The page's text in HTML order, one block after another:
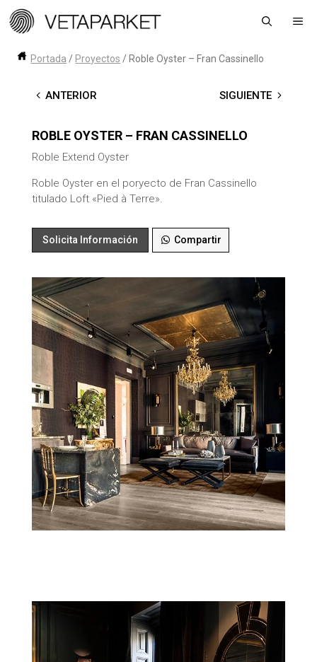
Saltar
contenido
Portada / Proyectos / Roble Oyster – Fran Cassinello
← ANTERIOR SIGUIENTE →
ROBLE OYSTER – FRAN CASSINELLO
Roble Extend Oyster
Roble Oyster en el poryecto de Fran Cassinello
titulado Loft «Pied à Terre».
Solicita Información Compartir